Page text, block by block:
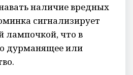
наличие вредных
сигнализирует
лампочкой, что в
дурманящее или